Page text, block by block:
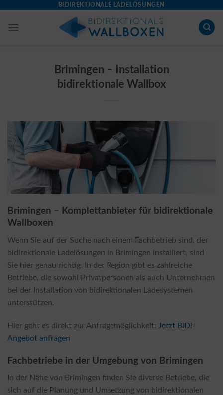
content
BIDIREKTIONALE LADELÖSUNGEN
Brimingen – Installation
bidirektionale Wallbox
Brimingen – Komplettanbieter für bidirektionale
Wallboxen
Wenn Sie auf der Suche nach einem Fachbetrieb sind, der
bidirektionale Ladelösungen in Brimingen installiert, sind
Sie hier genau richtig. In der Region gibt es zahlreiche
Betriebe, die sowohl Privatpersonen als auch Unternehmen
bei der Installation von bidirektionalen Ladesystemen
unterstützen.
Hier geht es direkt zur Anfragemöglichkeit: Jetzt BiDi-
Angebot anfragen
Fachbetriebe in der Umgebung von Brimingen
In der Nähe von Brimingen finden Sie diverse Betriebe, die
sich auf die Planung und Umsetzung von bidirektionalen